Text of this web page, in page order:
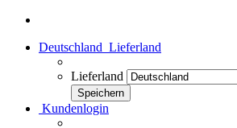
Deutschland Lieferland
Lieferland
Kundenlogin